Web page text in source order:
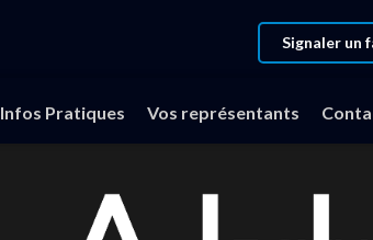
Signaler un
Infos Pratiques Vos représentants